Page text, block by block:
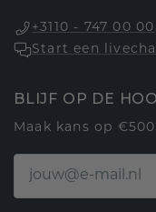
+3110 - 747 00 00
Start een
BLIJF OP DE
Maak kans op